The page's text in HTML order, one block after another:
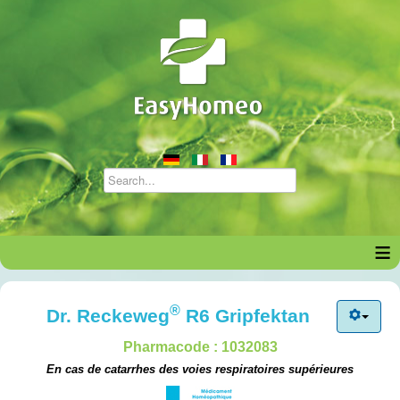
≡
Dr. Reckeweg®R6 Gripfektan
Pharmacode : 1032083
En cas de catarrhes des voies respiratoires supérieures